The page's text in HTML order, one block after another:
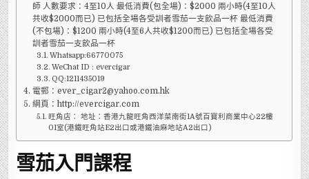
師 人數要求：4至10人 最低消費(包全場)：$2000 兩小時(4至10人
共收$2000而已) 已包括全場各受訓者雪茄一支飲品一杯 最低消費
(不包場)：$1200 兩小時(4至6人共收$1200而已) 已包括全場各受
訓者雪茄一支飲品一杯
Whatsapp:66770075
WeChat ID : evercigar
QQ:1211435019
電郵：ever_cigar2@yahoo.com.hk
網頁：http://evercigar.com
旺角店： 地址：香港九龍旺角西洋菜南街1A號百寶利商業中心22樓
01室(港鐵旺角站E2出口或港鐵油麻地站A2出口)
雪茄入門課程